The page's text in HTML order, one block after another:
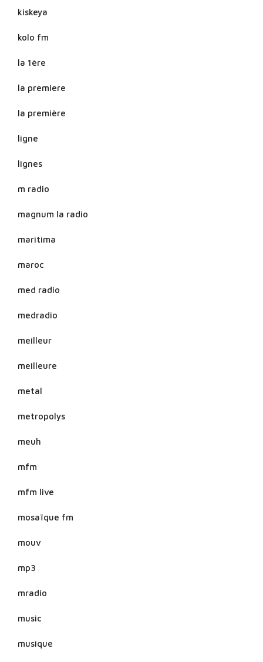
kiskeya
kolo fm
la 1ère
la premiere
la première
ligne
lignes
m radio
magnum la radio
maritima
maroc
med radio
medradio
meilleur
meilleure
metal
metropolys
meuh
mfm
mfm live
mosaïque fm
mouv
mp3
mradio
music
musique